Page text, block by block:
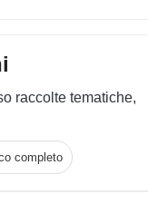
raccolte tematiche,
completo